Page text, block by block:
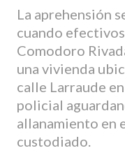
La aprehensión
cuando
Comodoro
una vivienda
calle Larraude
policial
allanamiento en
custodiado.